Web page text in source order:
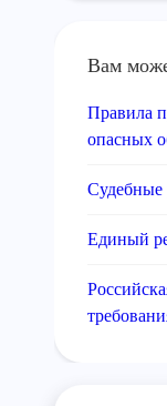
Вам
Правила
опасных
Единый